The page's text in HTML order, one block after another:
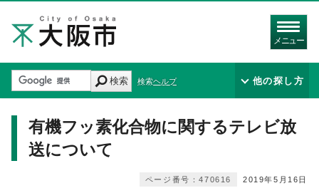
メニュー
検索 検索ヘルプ 他の探し方
有機フッ素化合物に関するテレビ放
送について
2019年5月16日
ページ番号：470616